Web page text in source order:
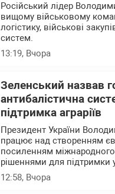
Російський лідер
вищому військовому
логістику, військові
систем.
13:19, Вчора
Зеленський назвав
антибалістична
підтримка аграріїв
Президент України
працює над створенням
посиленням
рішеннями для підтримки
12:58, Вчора